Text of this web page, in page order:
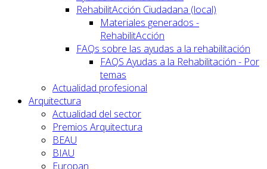
RehabilitAcción Ciudadana (local)
Materiales generados -
RehabilitAcción
FAQs sobre las ayudas a la rehabilitación
FAQS Ayudas a la Rehabilitación - Por
temas
Actualidad profesional
Arquitectura
Actualidad del sector
Premios Arquitectura
BEAU
BIAU
Europan